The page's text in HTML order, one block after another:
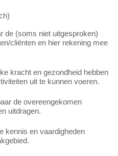
de (soms niet uitgesproken)
cliënten en hier rekening mee
kracht en gezondheid hebben
uit te kunnen voeren.
de overeengekomen
uitdragen.
kennis en vaardigheden